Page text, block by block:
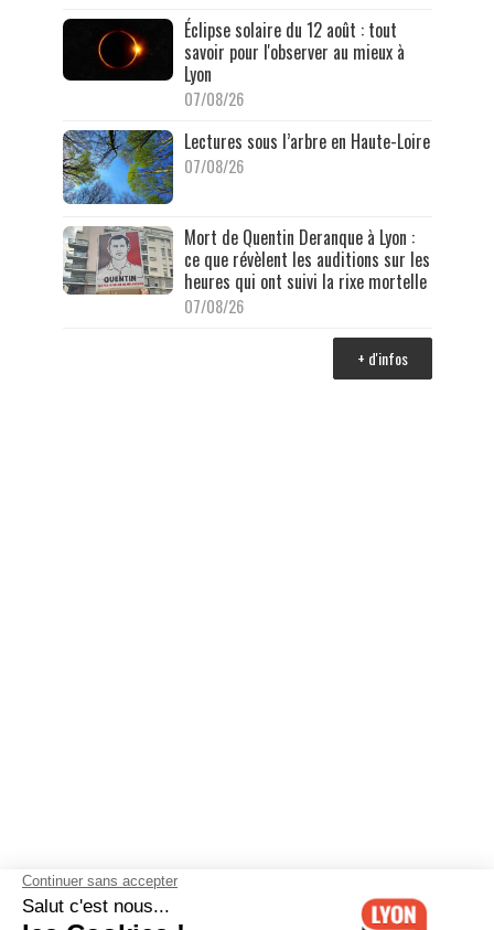
Éclipse solaire du 12 août : tout
savoir pour l'observer au mieux à
Lyon
07/08/26
Lectures sous l’arbre en Haute-Loire
07/08/26
Mort de Quentin Deranque à Lyon :
ce que révèlent les auditions sur les
heures qui ont suivi la rixe mortelle
07/08/26
+ d'infos